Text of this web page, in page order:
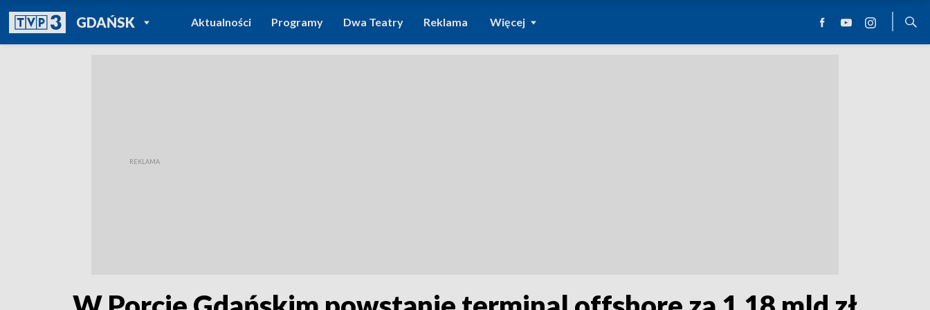
GDAŃSKPOWRÓT DO
TVP REGIONY
Aktualności Programy Dwa Teatry Reklama Więcej